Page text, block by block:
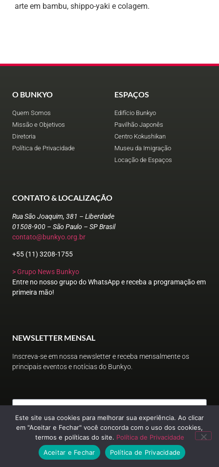
arte em bambu, shippo-yaki e colagem.
O BUNKYO
Quem Somos
Missão e Objetivos
Diretoria
Política de Privacidade
ESPAÇOS
Edifício Bunkyo
Pavilhão Japonês
Centro Kokushikan
Museu da Imigração
Locação de Espaços
CONTATO & LOCALIZAÇÃO
Rua São Joaquim, 381 – Liberdade
01508-900 – São Paulo – SP Brasil
contato@bunkyo.org.br
+55 (11) 3208-1755
> Grupo News Bunkyo
Entre no nosso grupo do WhatsApp e receba a programação em
primeira mão!
NEWSLETTER MENSAL
Inscreva-se em nossa newsletter e receba mensalmente os
principais eventos e notícias do Bunkyo.
ENVIAR
Este site usa cookies para melhorar sua experiência. Ao clicar
em "Aceitar e Fechar" você concorda com o uso dos cookies,
termos e políticas do site. Política de Privacidade
Aceitar e Fechar
Política de Privacidade